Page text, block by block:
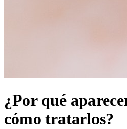
¿Por qué
cómo tratarlos?